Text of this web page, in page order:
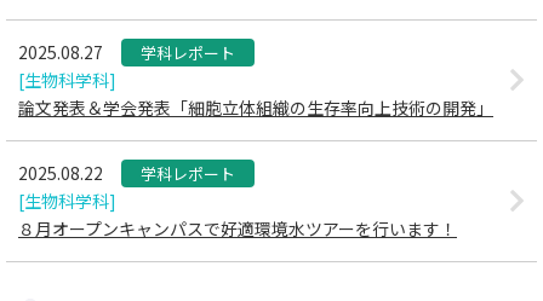
2025.08.27 学科レポート
[生物科学科]
論文発表＆学会発表「細胞立体組織の生存率向上技術の開発」
2025.08.22 学科レポート
[生物科学科]
８月オープンキャンパスで好適環境水ツアーを行います！